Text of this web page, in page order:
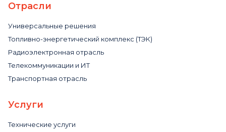
Отрасли
Универсальные решения
Топливно-энергетический комплекс (ТЭК)
Радиоэлектронная отрасль
Телекоммуникации и ИТ
Транспортная отрасль
Услуги
Технические услуги